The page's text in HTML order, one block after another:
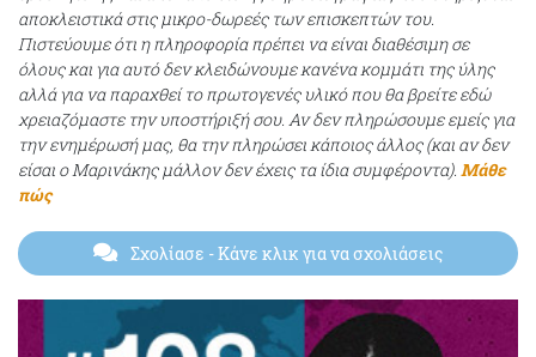
αποκλειστικά στις μικρο-δωρεές των επισκεπτών του.
Πιστεύουμε ότι η πληροφορία πρέπει να είναι διαθέσιμη σε
όλους και για αυτό δεν κλειδώνουμε κανένα κομμάτι της ύλης
αλλά για να παραχθεί το πρωτογενές υλικό που θα βρείτε εδώ
χρειαζόμαστε την υποστήριξή σου. Αν δεν πληρώσουμε εμείς για
την ενημέρωσή μας, θα την πληρώσει κάποιος άλλος (και αν δεν
είσαι ο Μαρινάκης μάλλον δεν έχεις τα ίδια συμφέροντα). Μάθε
πώς
Σχολίασε - Κάνε κλικ για να σχολιάσεις